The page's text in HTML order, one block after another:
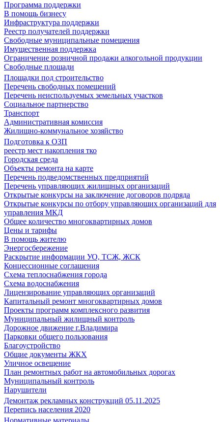
Программа поддержки
В помощь бизнесу
Инфраструктура поддержки
Реестр получателей поддержки
Свободные муниципальные помещения
Имущественная поддержка
Ограничение розничной продажи алкогольной продукции
Свободные площади
Площадки под строительство
Перечень свободных помещений
Перечень неиспользуемых земельных участков
Социальное партнерство
Транспорт
Административная комиссия
Жилищно-коммунальное хозяйство
Подготовка к ОЗП
реестр мест накопления тко
Городская среда
Объекты ремонта на карте
Перечень подведомственных предприятий
Перечень управляющих жилищных организаций
Открытые конкурсы на заключение договоров подряда
Открытые конкурсы по отбору управляющих организаций для
управления МКД
Общее количество многоквартирных домов
Цены и тарифы
В помощь жителю
Энергосбережение
Раскрытие информации УО, ТСЖ, ЖСК
Концессионные соглашения
Схема теплоснабжения города
Схема водоснабжения
Лицензирование управляющих организаций
Капитальный ремонт многоквартирных домов
Проекты программ комплексного развития
Муниципальный жилищный контроль
Дорожное движение г.Владимира
Парковки общего пользования
Благоустройство
Общие документы ЖКХ
Уличное освещение
План ремонтных работ на автомобильных дорогах
Муниципальный контроль
Нарушители
Демонтаж рекламных конструкций 05.11.2025
Перепись населения 2020
Нормативные материалы